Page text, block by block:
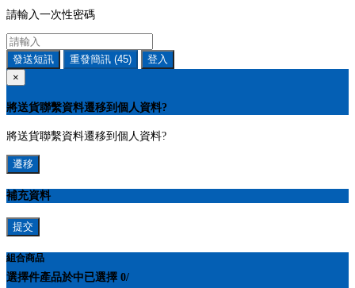
請輸入一次性密碼
發送短訊 重發簡訊 (45)
登入
×
將送貨聯繫資料遷移到個人資料?
將送貨聯繫資料遷移到個人資料?
遷移
補充資料
提交
組合商品
選擇件產品於中已選擇 0/